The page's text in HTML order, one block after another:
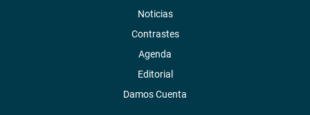
Noticias
Contrastes
Agenda
Editorial
Damos Cuenta